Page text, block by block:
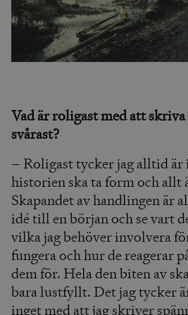
Vad är roligast med att
svårast?
– Roligast tycker jag alltid är
historien ska ta form och allt
Skapandet av handlingen är
idé till en början och se vart
vilka jag behöver involvera
fungera och hur de reagerar
dem för. Hela den biten av
bara lustfyllt. Det jag tycker
inget med att jag skriver